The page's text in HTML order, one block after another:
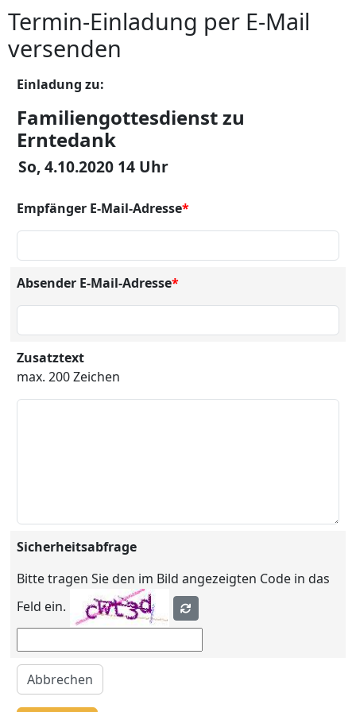
Termin-Einladung per E-Mail
versenden
Einladung zu:
Familiengottesdienst zu
Erntedank
So, 4.10.2020 14 Uhr
Empfänger E-Mail-Adresse*
Absender E-Mail-Adresse*
Zusatztext
max. 200 Zeichen
Sicherheitsabfrage
Bitte tragen Sie den im Bild angezeigten Code in das
Feld ein.
Abbrechen